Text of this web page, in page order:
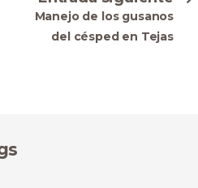
Manejo de los gusanos
del césped en Tejas